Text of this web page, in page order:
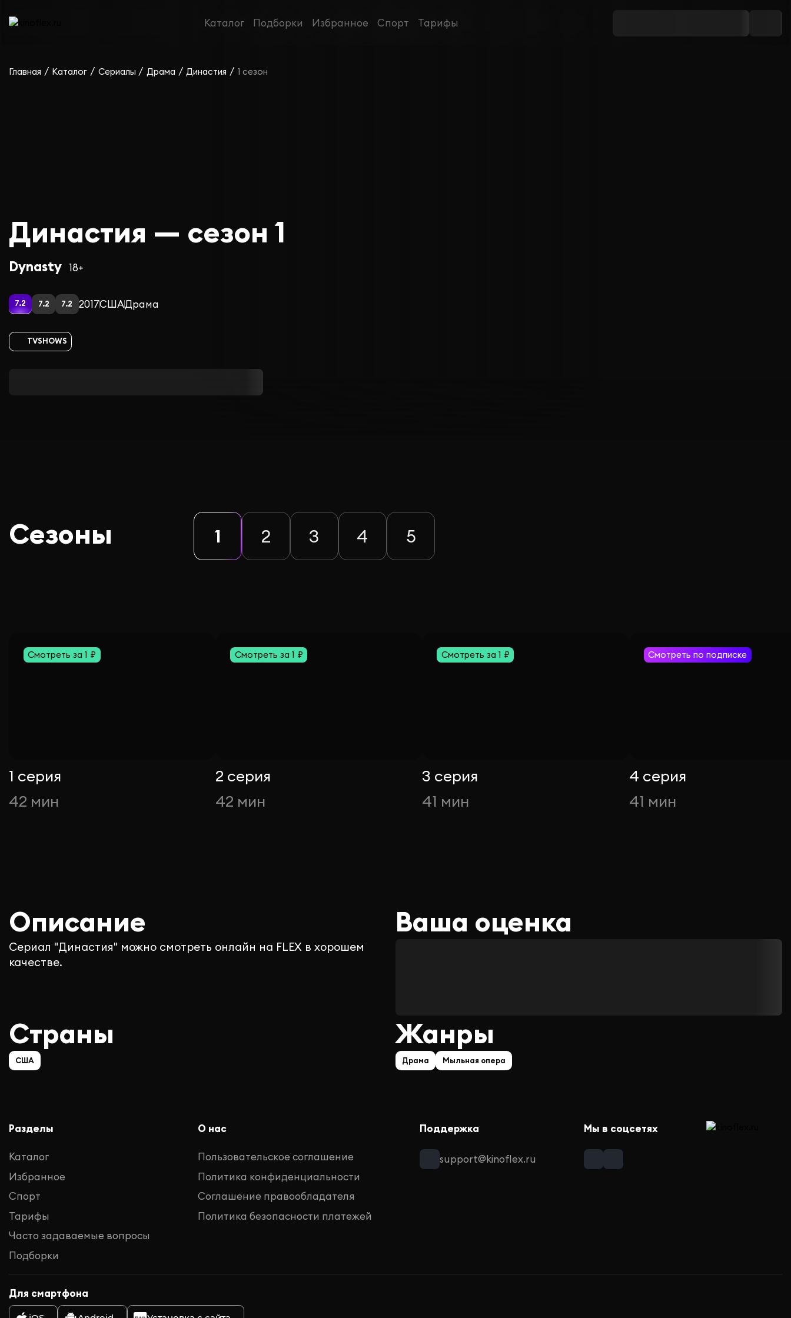
Каталог Подборки Избранное Спорт Тарифы
Главная / Каталог / Сериалы / Драма / Династия / 1 сезон
Династия — сезон 1
Dynasty 18+
7.2 7.2 7.2 2017СШАДрама
TVSHOWS
Сезоны 1 2 3 4 5
Смотреть за 1 ₽
1 серия
42 мин
Смотреть за 1 ₽
2 серия
42 мин
Смотреть за 1 ₽
3 серия
41 мин
Смотреть по подписке
4 серия
41 мин
Описание
Сериал "Династия" можно смотреть онлайн на FLEX в хорошем
качестве.
Ваша оценка
Страны
США
Жанры
Драма Мыльная опера
Разделы
Каталог
Избранное
Спорт
Тарифы
Часто задаваемые вопросы
Подборки
О нас
Пользовательское соглашение
Политика конфиденциальности
Соглашение правообладателя
Политика безопасности платежей
Поддержка
support@kinoflex.ru
Мы в соцсетях
Для смартфона